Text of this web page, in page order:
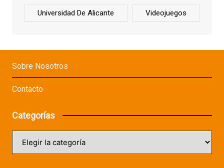
Universidad De Alicante Videojuegos
Sobre Nosotros
Contacto
Categorías